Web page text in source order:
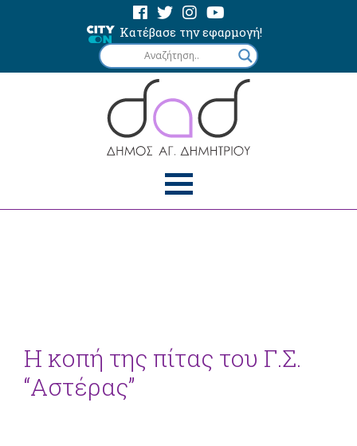
Κατέβασε την εφαρμογή!
Η κοπή της πίτας του Γ.Σ.
“Αστέρας”